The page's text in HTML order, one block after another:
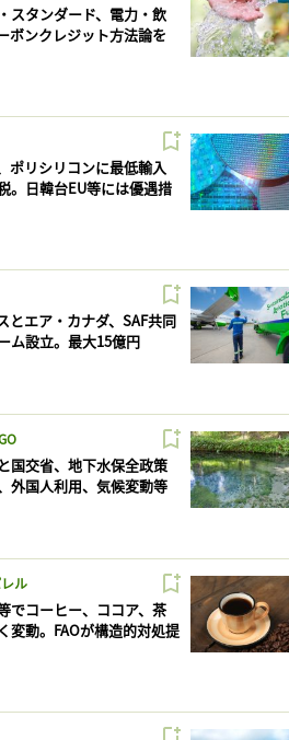
スタンダード、電力・飲
ボンクレジット方法論を
ポリシリコンに最低輸入
。日韓台EU等には優遇措
とエア・カナダ、SAF共同
ム設立。最大15億円
国交省、地下水保全政策
外国人利用、気候変動等
ル
でコーヒー、ココア、茶
変動。FAOが構造的対処提